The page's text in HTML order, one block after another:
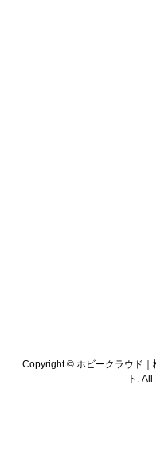
Copyright ©ホビークラウド｜
ト.